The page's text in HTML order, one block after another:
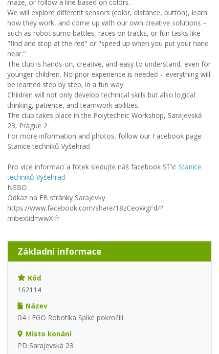
maze, or follow a line based on colors.
We will explore different sensors (color, distance, button), learn
how they work, and come up with our own creative solutions –
such as robot sumo battles, races on tracks, or fun tasks like
"find and stop at the red" or "speed up when you put your hand
near."
The club is hands-on, creative, and easy to understand, even for
younger children. No prior experience is needed – everything will
be learned step by step, in a fun way.
Children will not only develop technical skills but also logical
thinking, patience, and teamwork abilities.
The club takes place in the Polytechnic Workshop, Sarajevská
23, Prague 2.
For more information and photos, follow our Facebook page:
Stanice techniků Vyšehrad
Pro více informací a fotek sledujte náš facebook STV: Stanice
techniků Vyšehrad
NEBO
Odkaz na FB stránky Sarajevky
https://www.facebook.com/share/18zCeoWgFd/?
mibextid=wwXIfr
Základní informace
Kód
162114
Název
R4 LEGO Robotika Spike pokročilí
Místo konání
PD Sarajevská 23